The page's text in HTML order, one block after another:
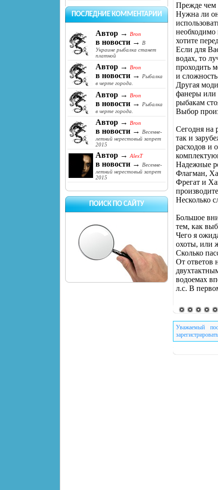
ПОСЛЕДНИЕ КОММЕНТАРИИ
Автор → Bron
в новости →
В
Украине рыбалка станет
платной
Автор → Bron
в новости →
Рыбалка
в черте города.
Автор → Bron
в новости →
Рыбалка
в черте города.
Автор → Bron
в новости →
Весенне-
летний нерестовый запрет
2015
Автор → AlexT
в новости →
Весенне-
летний нерестовый запрет
2015
ПОИСК ПО САЙТУ
Прежде чем
Нужна ли
необходимо
хотите
Если для
водах, то
проходить
и
Другая
фанеры или
рыбакам
Выбор
Сегодня на
так и
расходов и
Надежные
Флагман,
Фрегат и
Несколько
Большое
тем, как
Чего я
охоты, или
Сколько
От ответов
водоемах
л.с. В
Уважаемый